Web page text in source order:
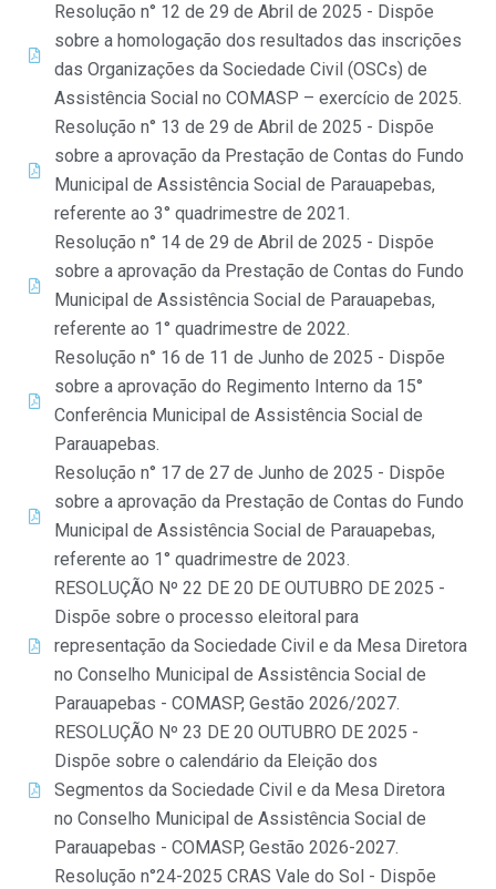
Resolução n° 12 de 29 de Abril de 2025 - Dispõe
sobre a homologação dos resultados das inscrições
das Organizações da Sociedade Civil (OSCs) de
Assistência Social no COMASP – exercício de 2025.
Resolução n° 13 de 29 de Abril de 2025 - Dispõe
sobre a aprovação da Prestação de Contas do Fundo
Municipal de Assistência Social de Parauapebas,
referente ao 3° quadrimestre de 2021.
Resolução n° 14 de 29 de Abril de 2025 - Dispõe
sobre a aprovação da Prestação de Contas do Fundo
Municipal de Assistência Social de Parauapebas,
referente ao 1° quadrimestre de 2022.
Resolução n° 16 de 11 de Junho de 2025 - Dispõe
sobre a aprovação do Regimento Interno da 15°
Conferência Municipal de Assistência Social de
Parauapebas.
Resolução n° 17 de 27 de Junho de 2025 - Dispõe
sobre a aprovação da Prestação de Contas do Fundo
Municipal de Assistência Social de Parauapebas,
referente ao 1° quadrimestre de 2023.
RESOLUÇÃO Nº 22 DE 20 DE OUTUBRO DE 2025 -
Dispõe sobre o processo eleitoral para
representação da Sociedade Civil e da Mesa Diretora
no Conselho Municipal de Assistência Social de
Parauapebas - COMASP, Gestão 2026/2027.
RESOLUÇÃO Nº 23 DE 20 OUTUBRO DE 2025 -
Dispõe sobre o calendário da Eleição dos
Segmentos da Sociedade Civil e da Mesa Diretora
no Conselho Municipal de Assistência Social de
Parauapebas - COMASP, Gestão 2026-2027.
Resolução n°24-2025 CRAS Vale do Sol - Dispõe